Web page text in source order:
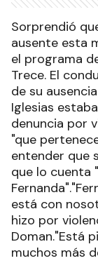
Sorprendió
ausente esta
el programa
Trece. El
de su
Iglesias
denuncia por
"que
entender que
que lo cuenta
está con
hizo por
Doman."Está
muchos más